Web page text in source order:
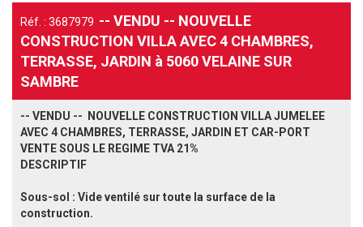
Réf. : 3687979 -- VENDU -- NOUVELLE
CONSTRUCTION VILLA AVEC 4 CHAMBRES,
TERRASSE, JARDIN à 5060 VELAINE SUR
SAMBRE
-- VENDU -- NOUVELLE CONSTRUCTION VILLA JUMELEE
AVEC 4 CHAMBRES, TERRASSE, JARDIN ET CAR-PORT
VENTE SOUS LE REGIME TVA 21%
DESCRIPTIF
Sous-sol : Vide ventilé sur toute la surface de la
construction.